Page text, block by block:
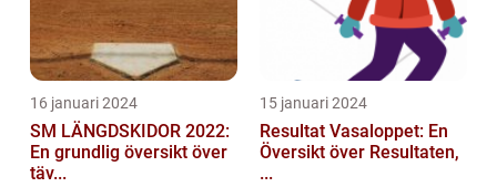
16 januari 2024
SM LÄNGDSKIDOR 2022:
En grundlig översikt över
täv...
15 januari 2024
Resultat Vasaloppet: En
Översikt över Resultaten,
...